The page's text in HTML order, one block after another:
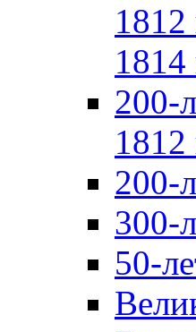
1812
1814
200-
1812
200-
300-
50-